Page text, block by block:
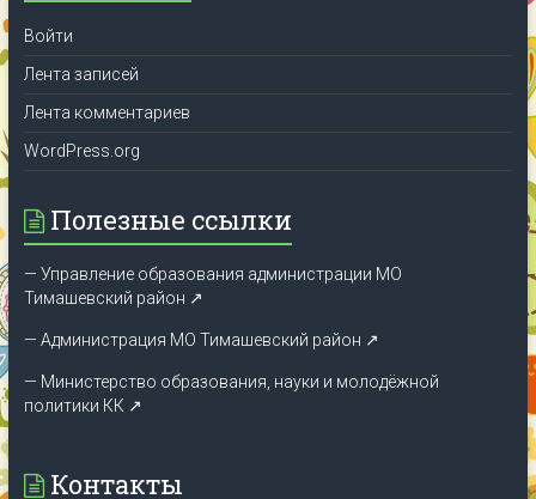
Войти
Лента записей
Лента комментариев
WordPress.org
Полезные ссылки
— Управление образования администрации МО
Тимашевский район ↗
— Администрация МО Тимашевский район ↗
— Министерство образования, науки и молодёжной
политики КК ↗
Контакты